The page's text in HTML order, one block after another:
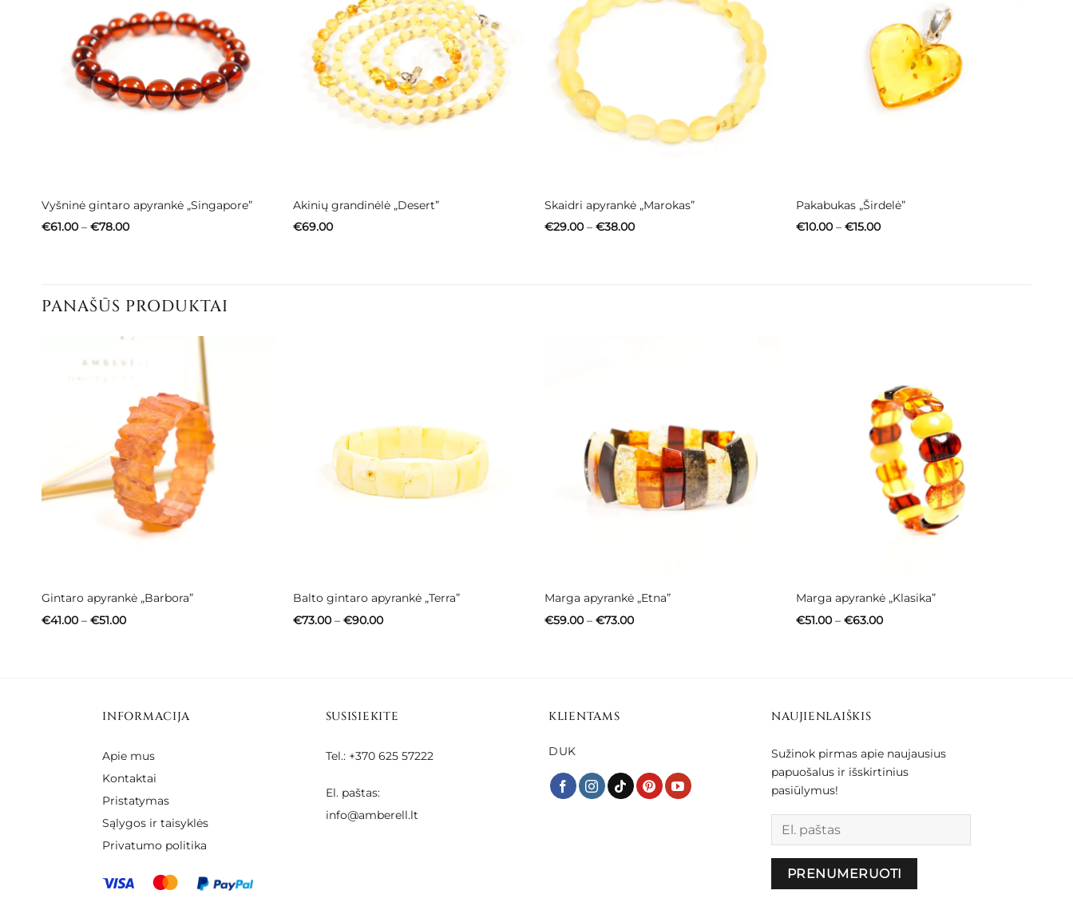
Vyšninė gintaro apyrankė „Singapore”
€61.00 – €78.00Price
Akinių grandinėlė „Desert”
€69.00
Skaidri apyrankė „Marokas”
€29.00 – €38.00Price
Pakabukas „Širdelė”
€10.00 – €15.00Price
PANAŠŪS PRODUKTAI
Gintaro apyrankė „Barbora”
€41.00 – €51.00Price
Balto gintaro apyrankė „Terra”
€73.00 – €90.00Price
Marga apyrankė „Etna”
€59.00 – €73.00Price
Marga apyrankė „Klasika”
€51.00 – €63.00Price
INFORMACIJA
Apie mus
Kontaktai
Pristatymas
Sąlygos ir taisyklės
Privatumo politika
SUSISIEKITE
Tel.: +370 625 57222
El. paštas:
info@amberell.lt
KLIENTAMS
DUK
NAUJIENLAIŠKIS
Sužinok pirmas apie naujausius
papuošalus ir išskirtinius
pasiūlymus!
Palikite šį lauką tuščią.